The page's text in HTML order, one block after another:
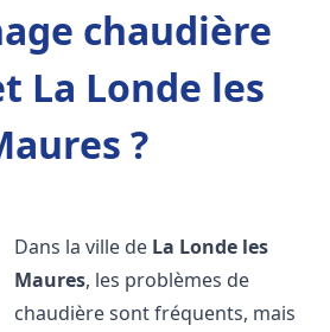
chaudière
La Londe les
?
Dans la ville de La Londe les
Maures, les problèmes de
chaudière sont fréquents, mais